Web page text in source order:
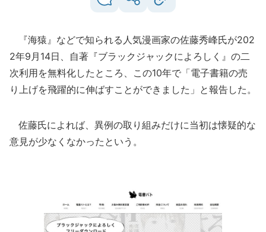
『海猿』などで知られる人気漫画家の佐藤秀峰氏が202
2年9月14日、自著『ブラックジャックによろしく』の二
次利用を無料化したところ、この10年で「電子書籍の売
り上げを飛躍的に伸ばすことができました」と報告した。
佐藤氏によれば、異例の取り組みだけに当初は懐疑的な
意見が少なくなかったという。